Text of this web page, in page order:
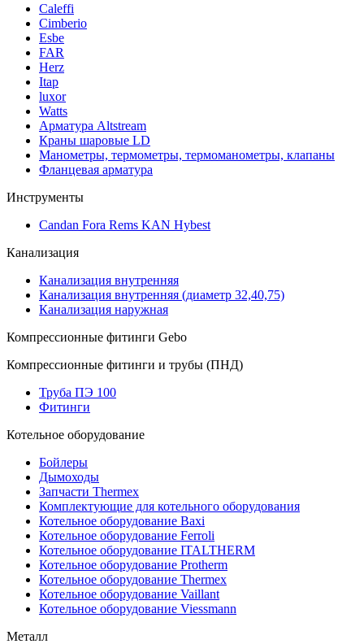
Caleffi
Cimberio
Esbe
FAR
Herz
Itap
luxor
Watts
Арматура Altstream
Краны шаровые LD
Манометры, термометры, термоманометры, клапаны
Фланцевая арматура
Инструменты
Candan Fora Rems KAN Hybest
Канализация
Канализация внутренняя
Канализация внутренняя (диаметр 32,40,75)
Канализация наружная
Компрессионные фитинги Gebo
Компрессионные фитинги и трубы (ПНД)
Труба ПЭ 100
Фитинги
Котельное оборудование
Бойлеры
Дымоходы
Запчасти Thermex
Комплектующие для котельного оборудования
Котельное оборудование Baxi
Котельное оборудование Ferroli
Котельное оборудование ITALTHERM
Котельное оборудование Protherm
Котельное оборудование Thermex
Котельное оборудование Vaillant
Котельное оборудование Viessmann
Металл